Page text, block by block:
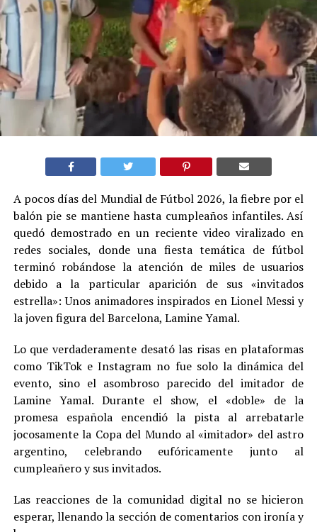
A pocos días del Mundial de Fútbol 2026, la fiebre por el
balón pie se mantiene hasta cumpleaños infantiles. Así
quedó demostrado en un reciente video viralizado en
redes sociales, donde una fiesta temática de fútbol
terminó robándose la atención de miles de usuarios
debido a la particular aparición de sus «invitados
estrella»: Unos animadores inspirados en Lionel Messi y
la joven figura del Barcelona, Lamine Yamal.
Lo que verdaderamente desató las risas en plataformas
como TikTok e Instagram no fue solo la dinámica del
evento, sino el asombroso parecido del imitador de
Lamine Yamal. Durante el show, el «doble» de la
promesa española encendió la pista al arrebatarle
jocosamente la Copa del Mundo al «imitador» del astro
argentino, celebrando eufóricamente junto al
cumpleañero y sus invitados.
Las reacciones de la comunidad digital no se hicieron
esperar, llenando la sección de comentarios con ironía y